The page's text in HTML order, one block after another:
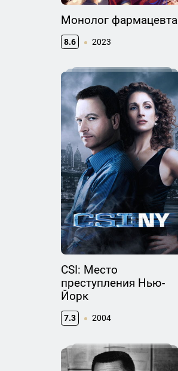
Монолог фармацевта
8.6 2023
CSI: Место
преступления Нью-
Йорк
7.3 2004